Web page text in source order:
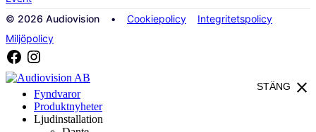
© 2026 Audiovision •
Cookiepolicy
Integritetspolicy
Miljöpolicy
close
STÄNG
Fyndvaror
Produktnyheter
Ljudinstallation